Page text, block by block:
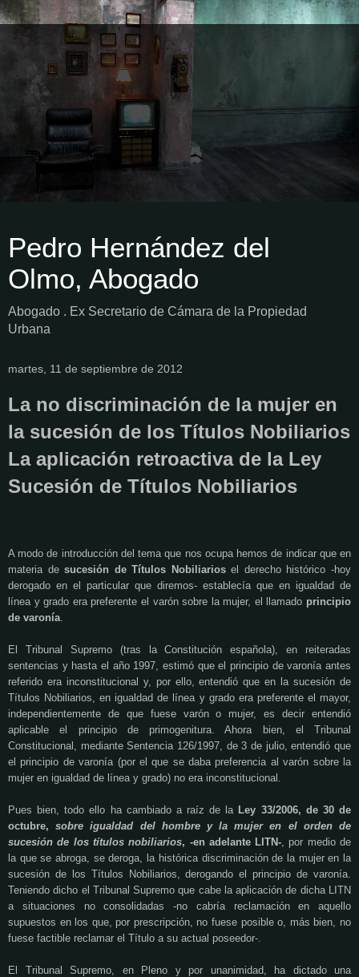
Pedro Hernández del
Olmo, Abogado
Abogado . Ex Secretario de Cámara de la Propiedad
Urbana
martes, 11 de septiembre de 2012
La no discriminación de la mujer en
la sucesión de los Títulos Nobiliarios
La aplicación retroactiva de la Ley
Sucesión de Títulos Nobiliarios
A modo de introducción del tema que nos ocupa hemos de indicar que en
materia desucesión de Títulos Nobiliariosel derecho histórico -hoy
derogado en el particular que diremos- establecía que en igualdad de
línea y grado era preferente el varón sobre la mujer, el llamado principio
de varonía
El Tribunal Supremo (tras la Constitución española), en reiteradas
sentencias y hasta el año 1997, estimó que el principio de varonía antes
referido era inconstitucional y, por ello, entendió que en la sucesión de
Títulos Nobiliarios, en igualdad de línea y grado era preferente el mayor,
independientemente de que fuese varón o mujer, es decir entendió
aplicable el principio de primogenitura. Ahora bien, el Tribunal
Constitucional, mediante Sentencia 126/1997, de 3 de julio, entendió que
el principio de varonía (por el que se daba preferencia al varón sobre la
mujer en igualdad de línea y grado) no era inconstitucional.
Pues bien, todo ello ha cambiado a raíz de la Ley 33/2006, de 30 de
octubre,sobre igualdad del hombre y la mujer en el orden de
sucesión de los títulos nobiliarios, -en adelante LITN- , por medio de
la que se abroga, se deroga, la histórica discriminación de la mujer en la
sucesión de los Títulos Nobiliarios, derogando el principio de varonía.
Teniendo dicho el Tribunal Supremo que cabe la aplicación de dicha LITN
a situaciones no consolidadas -no cabría reclamación en aquello
supuestos en los que, por prescripción, no fuese posible o, más bien, no
fuese factible reclamar el Título a su actual poseedor-.
El Tribunal Supremo, en Pleno y por unanimidad, ha dictado una